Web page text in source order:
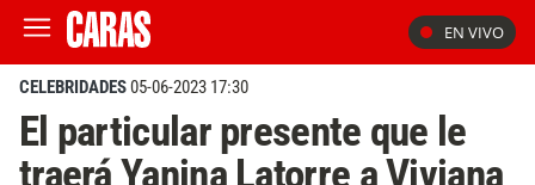
EN VIVO
CELEBRIDADES05-06-2023 17:30
El particular presente que le
traerá Yanina Latorre a Viviana